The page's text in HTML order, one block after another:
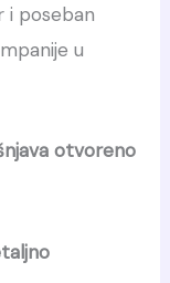
i poseban
u
otvoreno